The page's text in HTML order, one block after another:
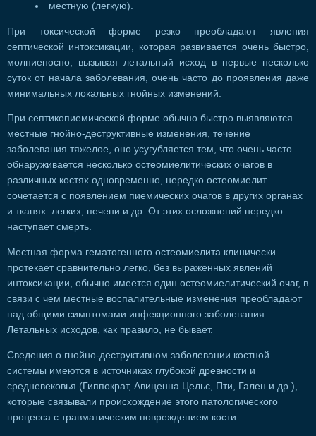
местную (легкую).
При токсической форме резко преобладают явления
септической интоксикации, которая развивается очень быстро,
молниеносно, вызывая летальный исход в первые несколько
суток от начала заболевания, очень часто до проявления даже
минимальных локальных гнойных изменений.
При септикопиемической форме обычно быстро выявляются
местные гнойно-деструктивные изменения, течение
заболевания тяжелое, оно усугубляется тем, что очень часто
обнаруживается несколько остеомиелитических очагов в
различных костях одновременно, нередко остеомиелит
сочетается с появлением пиемических очагов в других органах
и тканях: легких, печени и др. От этих осложнений нередко
наступает смерть.
Местная форма гематогенного остеомиелита клинически
протекает сравнительно легко, без выраженных явлений
интоксикации, обычно имеется один остеомиелитический очаг, в
связи с чем местные воспалительные изменения преобладают
над общими симптомами инфекционного заболевания.
Летальных исходов, как правило, не бывает.
Сведения о гнойно-деструктивном заболевании костной
системы имеются в источниках глубокой древности и
средневековья (Гиппократ, Авиценна Цельс, Пти, Гален и др.),
которые связывали происхождение этого патологического
процесса с травматическим повреждением кости.